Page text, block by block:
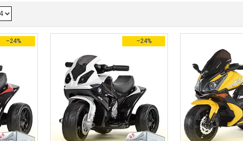
–24% –24%